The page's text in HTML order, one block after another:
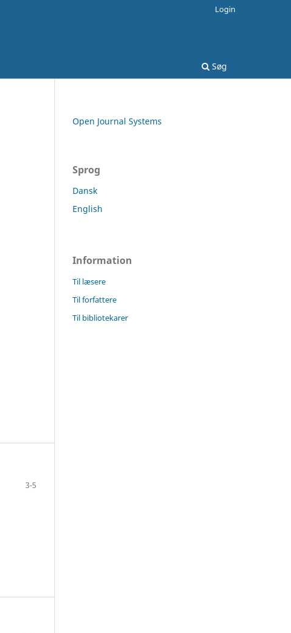
Søg
Login
3-5
Open Journal Systems
Sprog
Dansk
English
Information
Til læsere
Til forfattere
Til bibliotekarer